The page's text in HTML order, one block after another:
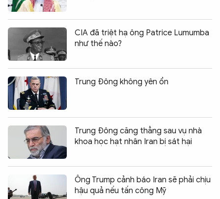
CIA đã triệt hạ ông Patrice Lumumba
như thế nào?
Trung Đông không yên ổn
Trung Đông căng thẳng sau vụ nhà
khoa học hạt nhân Iran bị sát hại
Ông Trump cảnh báo Iran sẽ phải chịu
hậu quả nếu tấn công Mỹ